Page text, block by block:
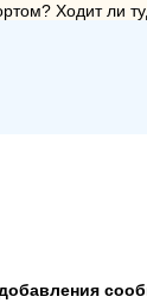
Ходит ли